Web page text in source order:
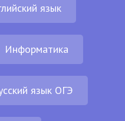
язык
Информатика
язык ОГЭ